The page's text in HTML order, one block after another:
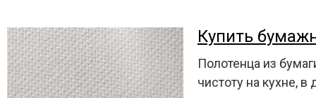
Купить
Полотенца из
чистоту на кухне,